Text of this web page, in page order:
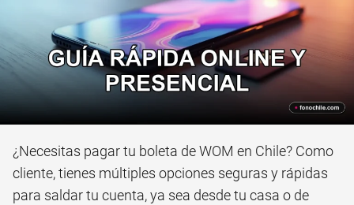
¿Necesitas pagar tu boleta de WOM en Chile? Como
cliente, tienes múltiples opciones seguras y rápidas
para saldar tu cuenta, ya sea desde tu casa o de